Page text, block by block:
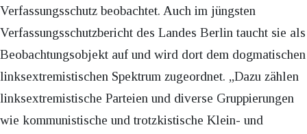
Verfassungsschutz beobachtet. Auch im jüngsten
Verfassungsschutzbericht des Landes Berlin taucht sie als
Beobachtungsobjekt auf und wird dort dem dogmatischen
linksextremistischen Spektrum zugeordnet. „Dazu zählen
linksextremistische Parteien und diverse Gruppierungen
wie kommunistische und trotzkistische Klein- und